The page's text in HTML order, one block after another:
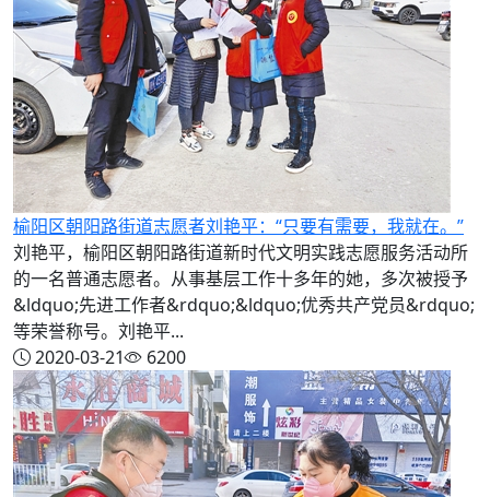
榆阳区朝阳路街道志愿者刘艳平：“只要有需要，我就在。”
刘艳平，榆阳区朝阳路街道新时代文明实践志愿服务活动所
的一名普通志愿者。从事基层工作十多年的她，多次被授予
&ldquo;先进工作者&rdquo;&ldquo;优秀共产党员&rdquo;
等荣誉称号。刘艳平...
2020-03-21
6200